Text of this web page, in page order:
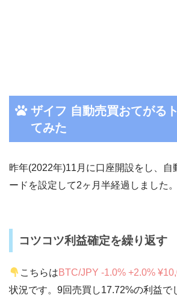
ザイフ 自動売買おてがる
てみた
昨年(2022年)11月に口座開設をし、自
ードを設定して2ヶ月半経過しました。
コツコツ利益確定を繰り返す
こちらはBTC/JPY -1.0% +2.0%
状況です。9回売買し17.72%の利益で